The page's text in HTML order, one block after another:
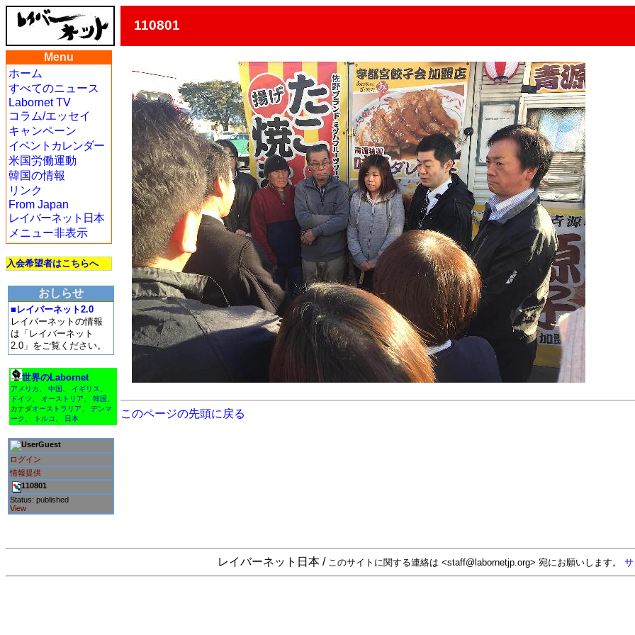
110801
Menu
ホーム
すべてのニュース
Labornet TV
コラム/エッセイ
キャンペーン
イベントカレンダー
米国労働運動
韓国の情報
リンク
From Japan
レイバーネット日本
メニュー非表示
入会希望者はこちらへ
おしらせ
■レイバーネット2.0
レイバーネットの情報
は「レイバーネット
2.0」をご覧ください。
世界のLabornet
アメリカ 中国 イギリス
ドイツ
オーストリア 韓国
カナダオーストラリア
デンマ
ーク
トルコ 日本
Guest
ログイン
情報提供
110801
Status: published
View
このページの先頭に戻る
レイバーネット日本 / このサイトに関する連絡は <staff@labornetjp.org> 宛にお願いします。